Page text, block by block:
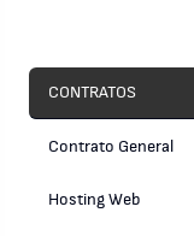
CONTRATOS
Contrato General
Hosting Web